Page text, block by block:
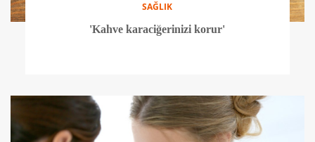
SAĞLIK
'Kahve karaciğerinizi korur'